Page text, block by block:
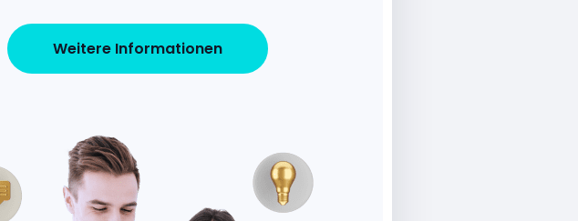
Weitere Informationen